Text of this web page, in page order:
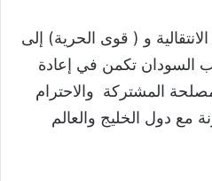
و ( قوى الحرية) إلى
تكمن في إعادة
المشتركة والاحترام
مع دول الخليج والعالم